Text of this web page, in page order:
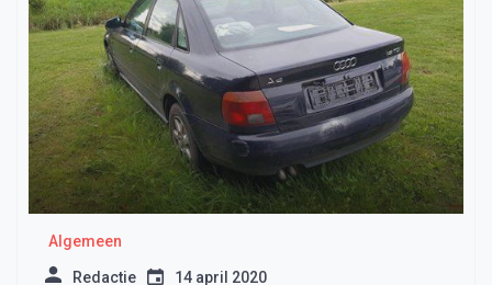
Algemeen
Redactie 14 april 2020